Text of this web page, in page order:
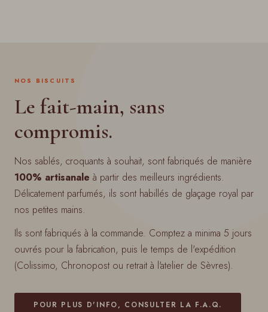
NOS BISCUITS
Le fait-main, sans
compromis.
Nos sablés, croquants à souhait, sont fabriqués de manière
100% artisanale à partir des meilleurs ingrédients.
Délicatement parfumés, ils sont habillés de glaçage royal par
nos petites mains.
Ils sont fabriqués à la commande. Comptez a minima 5 jours
ouvrés pour la fabrication, puis le temps de l'expédition
(Colissimo, Chronopost ou retrait à l'atelier de Sèvres).
POUR PLUS D'INFO, CONSULTER LA F.A.Q.